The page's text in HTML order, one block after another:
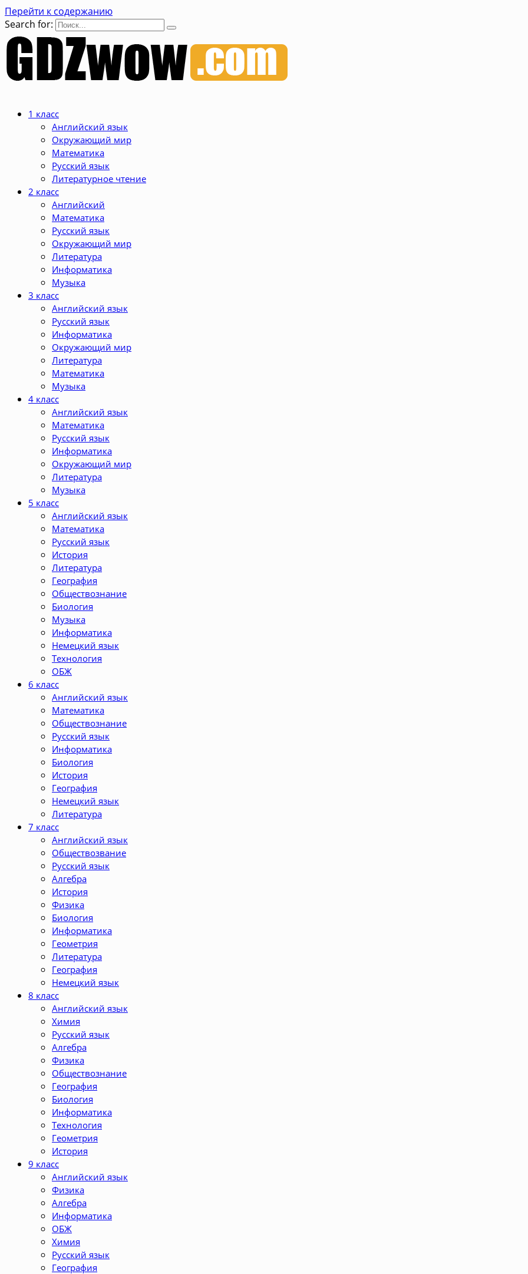
Перейти к содержанию
Search for:
1 класс
Английский язык
Окружающий мир
Математика
Русский язык
Литературное чтение
2 класс
Английский
Математика
Русский язык
Окружающий мир
Литература
Информатика
Музыка
3 класс
Английский язык
Русский язык
Информатика
Окружающий мир
Литература
Математика
Музыка
4 класс
Английский язык
Математика
Русский язык
Информатика
Окружающий мир
Литература
Музыка
5 класс
Английский язык
Математика
Русский язык
История
Литература
География
Обществознание
Биология
Музыка
Информатика
Немецкий язык
Технология
ОБЖ
6 класс
Английский язык
Математика
Обществознание
Русский язык
Информатика
Биология
История
География
Немецкий язык
Литература
7 класс
Английский язык
Обществозвание
Русский язык
Алгебра
История
Физика
Биология
Информатика
Геометрия
Литература
География
Немецкий язык
8 класс
Английский язык
Химия
Русский язык
Алгебра
Физика
Обществознание
География
Биология
Информатика
Технология
Геометрия
История
9 класс
Английский язык
Физика
Алгебра
Информатика
ОБЖ
Химия
Русский язык
География